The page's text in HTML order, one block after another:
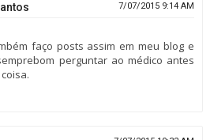
7/07/2015 9:14 AM
faço posts assim em meu blog e
perguntar ao médico antes